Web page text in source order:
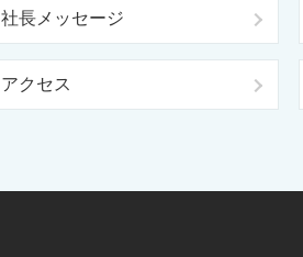
社長メッセージ
アクセス